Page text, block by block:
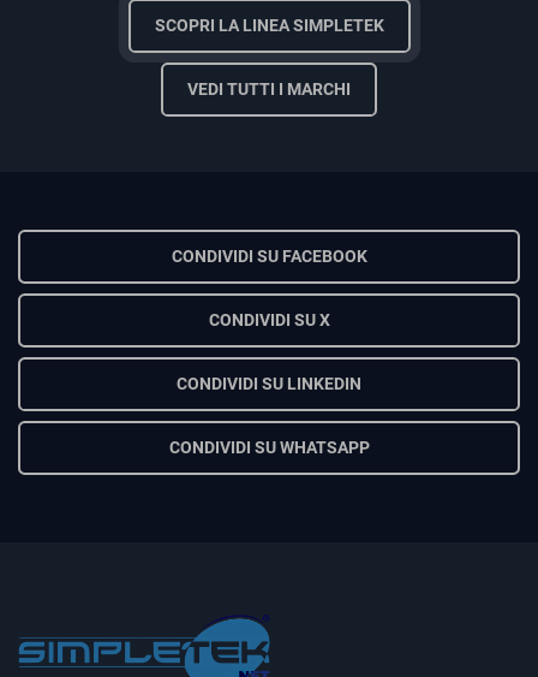
SCOPRI LA LINEA SIMPLETEK
VEDI TUTTI I MARCHI
CONDIVIDI SU FACEBOOK
CONDIVIDI SU X
CONDIVIDI SU LINKEDIN
CONDIVIDI SU WHATSAPP